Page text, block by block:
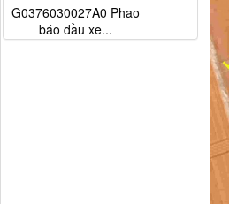
tổng 1m9...